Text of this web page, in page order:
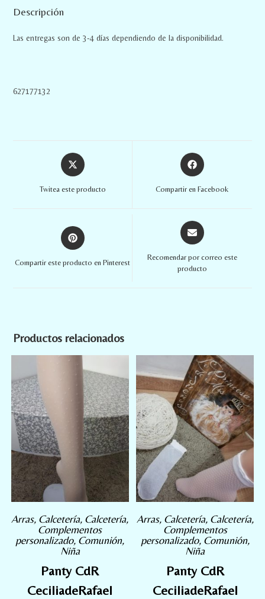
Descripción
Las entregas son de 3-4 días dependiendo de la disponibilidad.
627177132
Twitea este producto Compartir en Facebook
Compartir este producto en Pinterest
Recomendar por correo este
producto
Productos relacionados
Arras, Calcetería, Calcetería,
Complementos
personalizado, Comunión,
Niña
Panty CdR
CeciliadeRafael
Arras, Calcetería, Calcetería,
Complementos
personalizado, Comunión,
Niña
Panty CdR
CeciliadeRafael